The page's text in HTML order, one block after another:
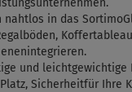
nahtlos in das
und leichtgewichtige
Sicherheitfür Ihre